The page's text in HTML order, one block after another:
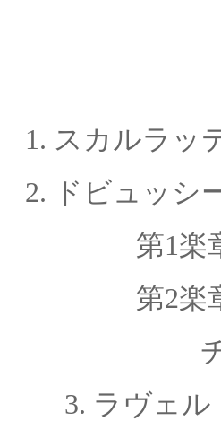
1. スカルラ
2.
ドビュッ
第1
第2
3. ラヴェル